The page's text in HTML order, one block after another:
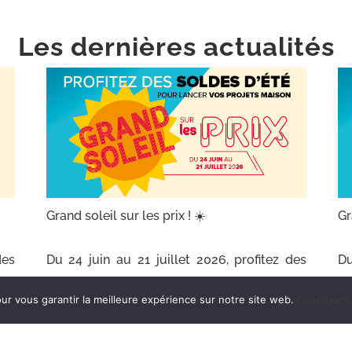
Les dernières actualités
Grand soleil sur les prix ! ☀️
Du 24 juin au 21 juillet 2026, profitez des
lancer vos projets maison au meilleur
moment.
vous garantir la meilleure expérience sur notre site web.